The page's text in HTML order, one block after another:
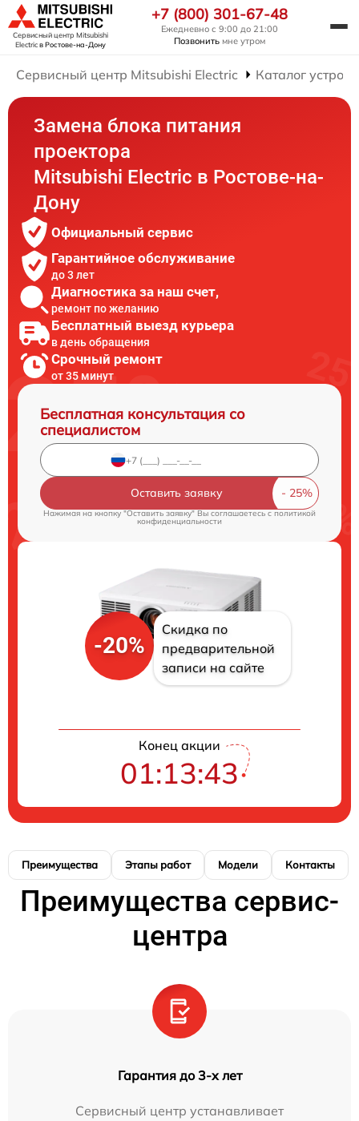
Сервисный центр Mitsubishi
Electricв Ростове-на-Дону
+7 (800) 301-67-48
Ежедневно с 9:00 до 21:00
Позвонить мне утром
Сервисный центр Mitsubishi Electric Каталог
Замена блока питания
проектора
Mitsubishi Electric в Ростове-на-
Дону
Официальный сервис
Гарантийное обслуживание
до 3 лет
Диагностика за наш счет,
ремонт по желанию
Бесплатный выезд курьера
в день обращения
Срочный ремонт
от 35 минут
Бесплатная консультация со
специалистом
Оставить заявку
Нажимая на кнопку "Оставить заявку" Вы соглашаетесь c политикой
конфиденциальности
-20%
Скидка по
предварительной
записи на сайте
Конец акции
01:13:42
Преимущества Этапы работ Модели Контакты
Преимущества сервис-
центра
Гарантия до 3-х лет
Сервисный центр устанавливает